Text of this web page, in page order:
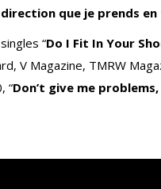
direction que je prends
“Do I Fit In Your
V Magazine, TMRW
“Don’t give me